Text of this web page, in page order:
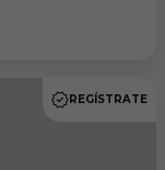
REGÍSTRATE